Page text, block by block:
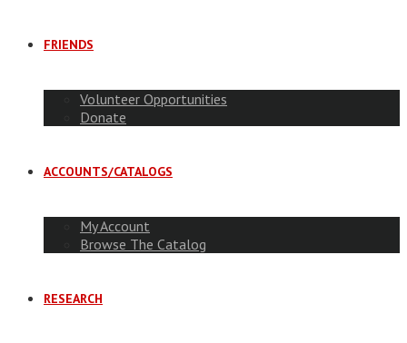
FRIENDS
Volunteer Opportunities
Donate
ACCOUNTS/CATALOGS
My Account
Browse The Catalog
RESEARCH